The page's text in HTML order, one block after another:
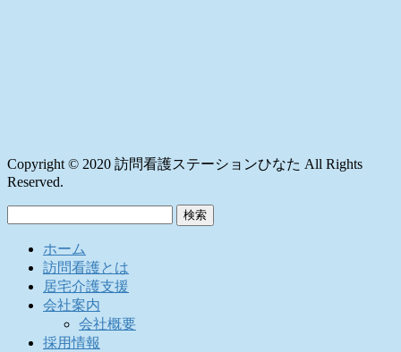
Copyright © 2020 訪問看護ステーションひなた All Rights
Reserved.
ホーム
訪問看護とは
居宅介護支援
会社案内
会社概要
採用情報